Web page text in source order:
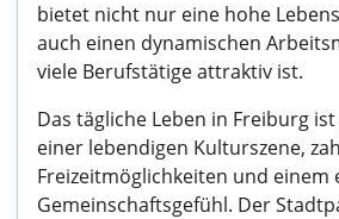
bietet nicht nur eine hohe
auch einen dynamischen
viele Berufstätige attraktiv ist.
Das tägliche Leben in Freiburg
einer lebendigen Kulturszene,
Freizeitmöglichkeiten und einem
Gemeinschaftsgefühl. Der